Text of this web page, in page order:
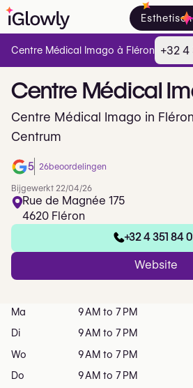
Centre Médical
Centre Médical Imago in
Centrum
5 26beoordelingen
Bijgewerkt 22/04/26
Rue de Magnée 175
4620 Fléron
+32 4 351 84
Website
Ma
9 AM to 7 PM
Di
9 AM to 7 PM
Wo
9 AM to 7 PM
Do
9 AM to 7 PM
Centre Médical Imago à Fléron +32 4